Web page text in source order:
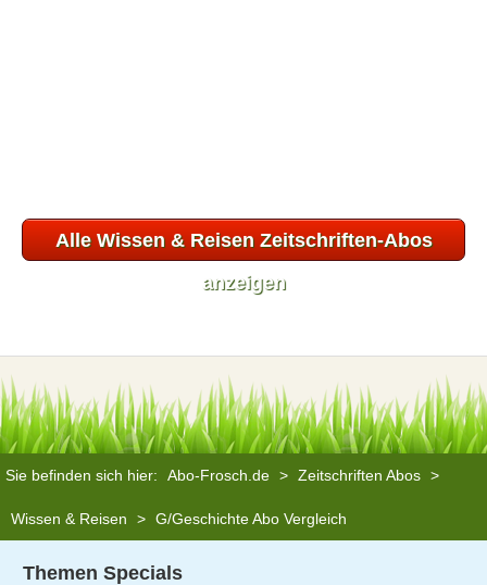
Alle Wissen & Reisen Zeitschriften-Abos
anzeigen
Sie befinden sich hier: Abo-Frosch.de > Zeitschriften Abos >
Wissen & Reisen > G/Geschichte Abo Vergleich
Themen Specials